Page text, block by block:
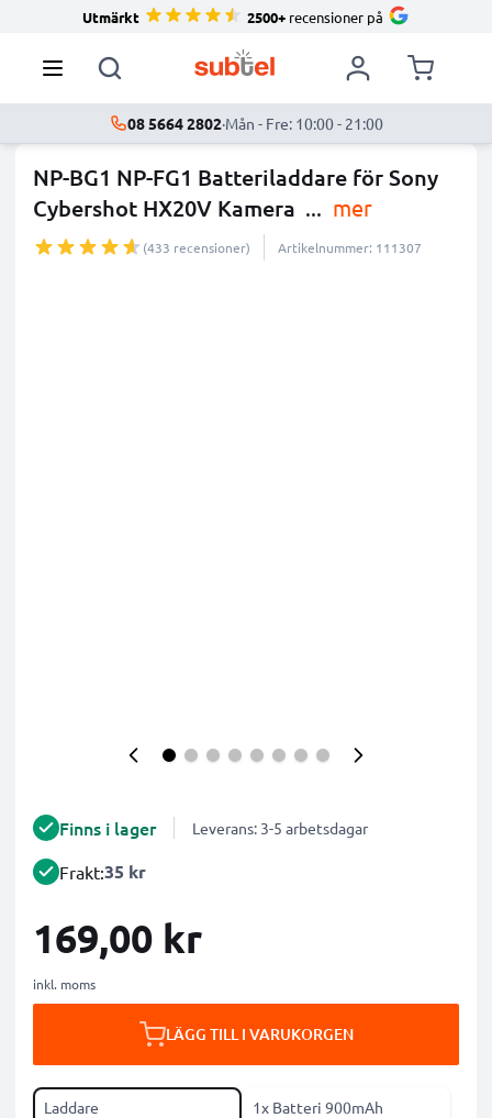
Utmärkt 2500+ recensioner på
08 5664 2802·Mån - Fre: 10:00 - 21:00
NP-BG1 NP-FG1 Batteriladdare för Sony
Cybershot HX20V Kamera ... mer
(433 recensioner) Artikelnummer: 111307
Finns i lager Leverans: 3-5 arbetsdagar
Frakt:35 kr
169,00 kr
inkl. moms
LÄGG TILL I VARUKORGEN
Laddare 1x Batteri 900mAh